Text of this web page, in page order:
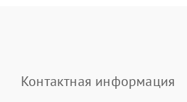
Контактная информация